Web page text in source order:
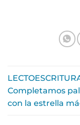
Completamos
con la estrella